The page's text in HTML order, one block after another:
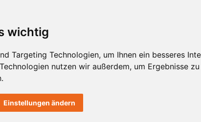
wichtig
Targeting Technologien, um Ihnen ein besseres
nutzen wir außerdem, um Ergebnisse
Einstellungen ändern